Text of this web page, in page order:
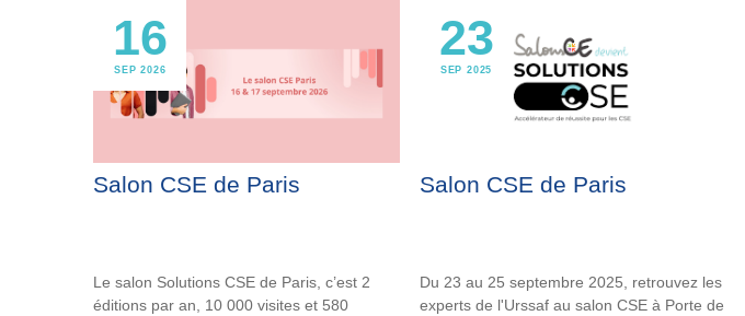
16
SEP 2026
Salon CSE de Paris
Le salon Solutions CSE de Paris, c’est 2
éditions par an, 10 000 visites et 580
23
SEP 2025
Salon CSE de Paris
Du 23 au 25 septembre 2025, retrouvez les
experts de l'Urssaf au salon CSE à Porte de